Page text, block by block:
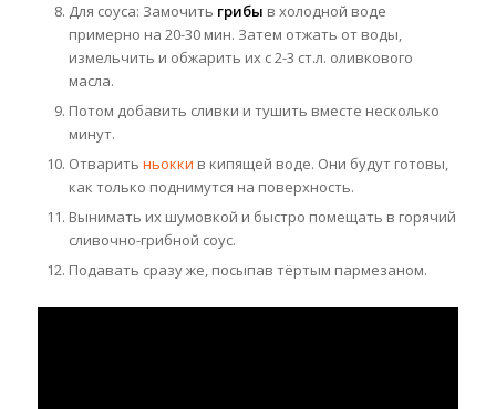
Для соуса: Замочить грибы в холодной воде
примерно на 20-30 мин. Затем отжать от воды,
измельчить и обжарить их с 2-3 ст.л. оливкового
масла.
Потом добавить сливки и тушить вместе несколько
минут.
Отварить ньокки в кипящей воде. Они будут готовы,
как только поднимутся на поверхность.
Вынимать их шумовкой и быстро помещать в горячий
сливочно-грибной соус.
Подавать сразу же, посыпав тёртым пармезаном.